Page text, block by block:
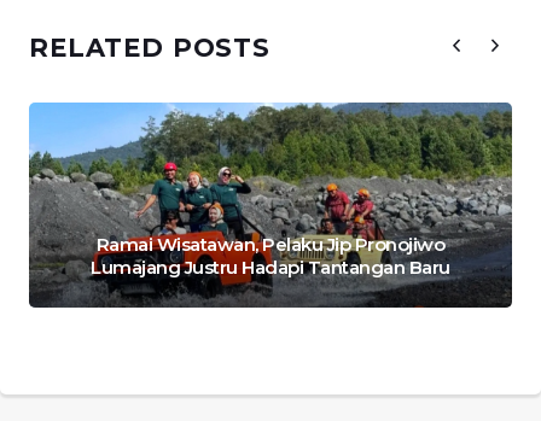
RELATED POSTS
Ramai Wisatawan, Pelaku Jip Pronojiwo
Lumajang Justru Hadapi Tantangan Baru